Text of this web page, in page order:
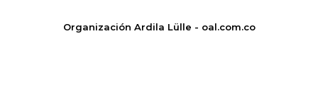
Organización Ardila Lülle - oal.com.co